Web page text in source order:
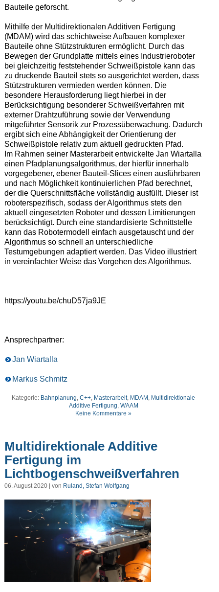
Bauteile geforscht.
Mithilfe der Multidirektionalen Additiven Fertigung
(MDAM) wird das schichtweise Aufbauen komplexer
Bauteile ohne Stützstrukturen ermöglicht. Durch das
Bewegen der Grundplatte mittels eines Industrieroboter
bei gleichzeitig feststehender Schweißpistole kann das
zu druckende Bauteil stets so ausgerichtet werden, dass
Stützstrukturen vermieden werden können. Die
besondere Herausforderung liegt hierbei in der
Berücksichtigung besonderer Schweißverfahren mit
externer Drahtzuführung sowie der Verwendung
mitgeführter Sensorik zur Prozessüberwachung. Dadurch
ergibt sich eine Abhängigkeit der Orientierung der
Schweißpistole relativ zum aktuell gedruckten Pfad.
Im Rahmen seiner Masterarbeit entwickelte Jan Wiartalla
einen Pfadplanungsalgorithmus, der hierfür innerhalb
vorgegebener, ebener Bauteil-Slices einen ausführbaren
und nach Möglichkeit kontinuierlichen Pfad berechnet,
der die Querschnittsfläche vollständig ausfüllt. Dieser ist
roboterspezifisch, sodass der Algorithmus stets den
aktuell eingesetzten Roboter und dessen Limitierungen
berücksichtigt. Durch eine standardisierte Schnittstelle
kann das Robotermodell einfach ausgetauscht und der
Algorithmus so schnell an unterschiedliche
Testumgebungen adaptiert werden. Das Video illustriert
in vereinfachter Weise das Vorgehen des Algorithmus.
https://youtu.be/chuD57ja9JE
Ansprechpartner:
Jan Wiartalla
Markus Schmitz
Kategorie: Bahnplanung,C++, Masterarbeit, MDAM , Multidirektionale
Additive Fertigung, WAAM
Keine Kommentare »
Multidirektionale Additive
Fertigung im
Lichtbogenschweißverfahren
06. August 2020 | von Ruland, Stefan Wolfgang